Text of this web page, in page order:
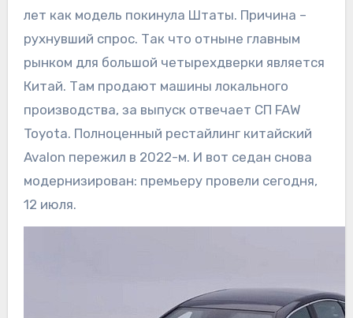
лет как модель покинула Штаты. Причина –
рухнувший спрос. Так что отныне главным
рынком для большой четырехдверки является
Китай. Там продают машины локального
производства, за выпуск отвечает СП FAW
Toyota. Полноценный рестайлинг китайский
Avalon пережил в 2022-м. И вот седан снова
модернизирован: премьеру провели сегодня,
12 июля.